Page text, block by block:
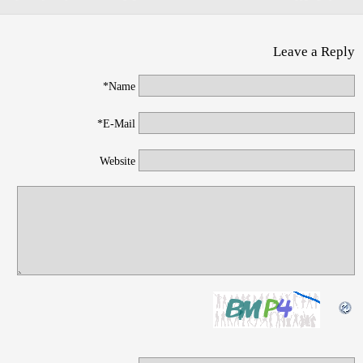
Leave a Reply
Name*
E-Mail*
Website